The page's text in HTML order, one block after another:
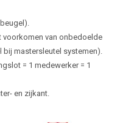
voorkomen van onbedoelde
mastersleutel systemen).
= 1 medewerker = 1
en zijkant.